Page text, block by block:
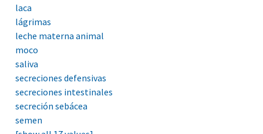
laca
lágrimas
leche materna animal
moco
saliva
secreciones defensivas
secreciones intestinales
secreción sebácea
semen